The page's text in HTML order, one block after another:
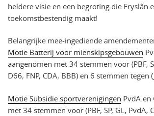
heldere visie en een begroting die Fryslân
toekomstbestendig maakt!
Belangrijke mee-ingediende
Motie Batterij voor mienskipsgebouwen
aangenomen met 34 stemmen voor (PBF,
D66, FNP, CDA, BBB) en 6 stemmen tegen
Motie Subsidie sportverenigingen PvdA en
met 34 stemmen voor (PBF, SP, GL, PvdA,